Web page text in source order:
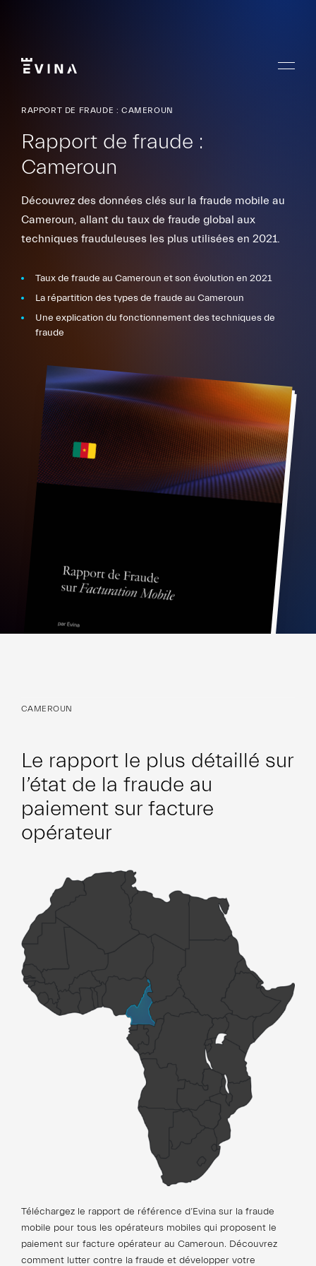
Menu
EN
RAPPORT DE FRAUDE : CAMEROUN
Rapport de fraude :
Cameroun
Découvrez des données clés sur la fraude mobile au
Cameroun, allant du taux de fraude global aux
techniques frauduleuses les plus utilisées en 2021.
Taux de fraude au Cameroun et son évolution en 2021
La répartition des types de fraude au Cameroun
Une explication du fonctionnement des techniques de
fraude
CAMEROUN
Le rapport le plus détaillé sur
l’état de la fraude au
paiement sur facture
opérateur
Téléchargez le rapport de référence d’Evina sur la fraude
mobile pour tous les opérateurs mobiles qui proposent le
paiement sur facture opérateur au Cameroun. Découvrez
comment lutter contre la fraude et développer votre